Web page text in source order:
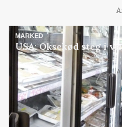
MARKED
USA: Oksekød steg i